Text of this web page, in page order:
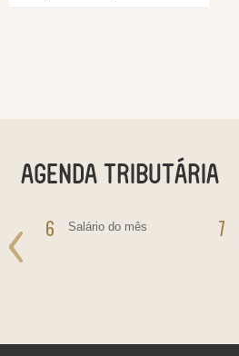
6 Salário do mês 7